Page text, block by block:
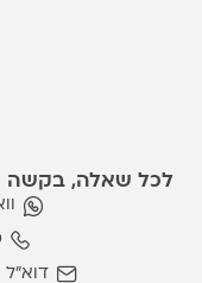
שאלה, בקשה או
וואטסאפ | 054-
טלפון | 054-
דוא״ל | michal.roz.fc@gmail.com